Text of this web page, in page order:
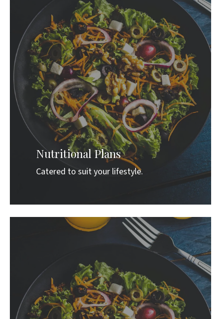
Nutritional Plans
Catered to suit your lifestyle.